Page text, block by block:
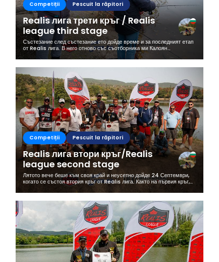
Competiții Pescuit la răpitori
Realis лига трети кръг / Realis
league third stage
Състезание след състезание ето дойде време и за последният етап
от Realis лига. В него отново със съотборника ми Калоян
премерихме сили срещу дузина отбора от добри спинингисти.
Правилата за...
Competiții Pescuit la răpitori
Realis лига втори кръг/Realis
league second stage
Лятото вече беше към своя край и неусетно дойде 24 Септември,
когато се състоя втория кръг от Realis лига. Както на първия кръг,
така и на този организатор е Клуб за спортен риболов - ВУК.БГ....